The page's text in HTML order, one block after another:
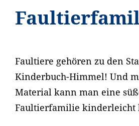
Faultiere gehören zu den
Kinderbuch-Himmel! Und
Material kann man eine
Faultierfamilie kinderleicht